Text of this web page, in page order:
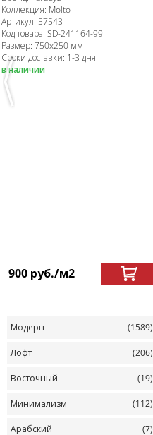
Previous
Коллекция: Molto
Артикул: 57543
Код товара: SD-241164-99
Размер: 750x250 мм
Сроки доставки: 1-3 дня
в наличии
900 руб./м2
Модерн (1589)
Лофт (206)
Восточный (19)
Минимализм (112)
Арабский (7)